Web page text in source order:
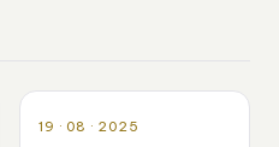
CLB KARATE - VÕ ĐƯỜNG
19 · 08 · 2025